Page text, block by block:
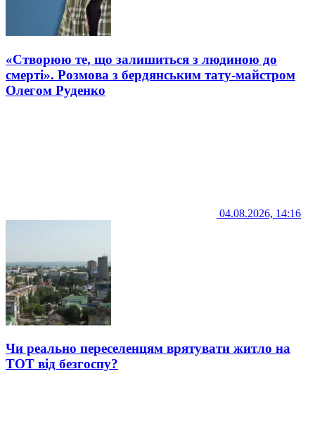
«Створюю те, що залишиться з людиною до
смерті». Розмова з бердянським тату-майстром
Олегом Руденко
04.08.2026, 14:16
Чи реально переселенцям врятувати житло на
ТОТ від безгоспу?